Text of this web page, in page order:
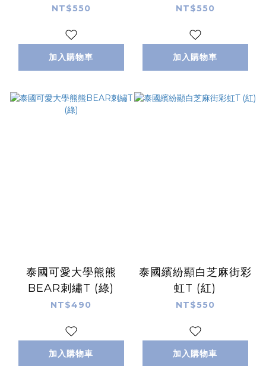
NT$550
加入購物車
NT$550
加入購物車
泰國可愛大學熊熊
BEAR刺繡T (綠)
NT$490
加入購物車
泰國繽紛顯白芝麻街彩
虹T (紅)
NT$550
加入購物車